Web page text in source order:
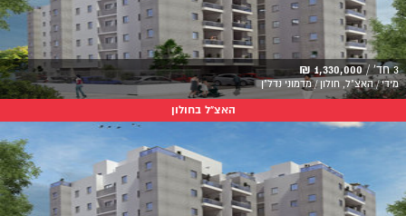
3 חד' / 1,330,000 ₪
מידי / האצ"ל, חולון / מדמוני נדל"ן
האצ"ל בחולון